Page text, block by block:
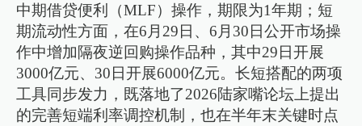
中期借贷便利（MLF）操作，期限为1年期；短
期流动性方面，在6月29日、6月30日公开市场操
作中增加隔夜逆回购操作品种，其中29日开展
3000亿元、30日开展6000亿元。长短搭配的两项
工具同步发力，既落地了2026陆家嘴论坛上提出
的完善短端利率调控机制，也在半年末关键时点